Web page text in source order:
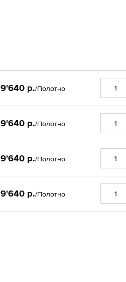
9'640 р./Полотно
9'640 р./Полотно
9'640 р./Полотно
9'640 р./Полотно